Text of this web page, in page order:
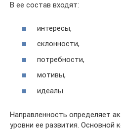
В ее состав входят:
интересы,
склонности,
потребности,
мотивы,
идеалы.
Направленность определяет
уровни ее развития. Основной